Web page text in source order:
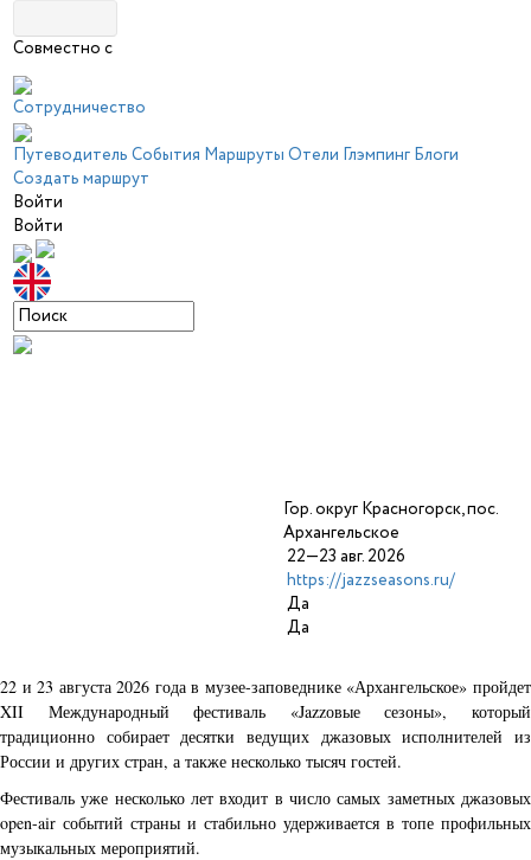
Совместно с
Сотрудничество
Путеводитель События Маршруты Отели Глэмпинг Блоги
Создать маршрут
Войти
Войти
Гор. округ Красногорск, пос.
Архангельское
22—23 авг. 2026
https://jazzseasons.ru/
Да
Да
22 и 23 августа 2026 года в музее-заповеднике «Архангельское» пройдет
XII Международный фестиваль «Jazzовые сезоны», который
традиционно собирает десятки ведущих джазовых исполнителей из
России и других стран, а также несколько тысяч гостей.
Фестиваль уже несколько лет входит в число самых заметных джазовых
open-air событий страны и стабильно удерживается в топе профильных
музыкальных мероприятий.